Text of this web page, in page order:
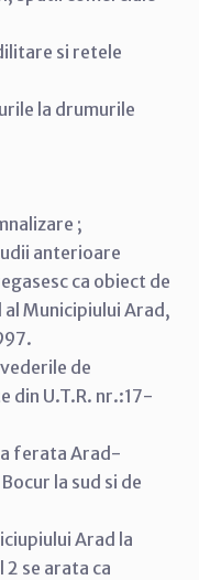
si retele
la drumurile
;
anterioare
ca obiect de
Municipiului Arad,
de
din U.T.R. nr.:17-
ferata Arad-
la sud si de
Arad la
se arata ca